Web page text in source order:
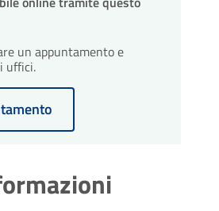
un appuntamento e
uffici.